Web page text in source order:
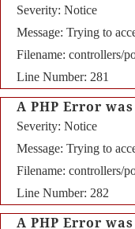
Severity: Notice
Message: Trying to
Filename: controllers/
Line Number: 281
A PHP Error
Severity: Notice
Message: Trying to
Filename: controllers/
Line Number: 282
A PHP Error